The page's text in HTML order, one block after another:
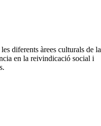
diferents àrees culturals de la
en la reivindicació social i